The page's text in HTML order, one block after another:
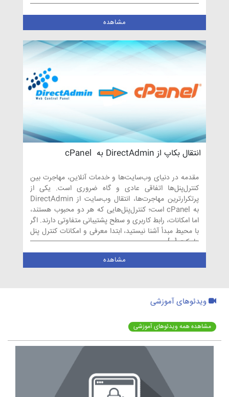
مشاهده
انتقال بکاپ از DirectAdmin به cPanel
مقدمه در دنیای وب‌سایت‌ها و خدمات آنلاین، مهاجرت بین
کنترل‌پنل‌ها اتفاقی عادی و گاه ضروری است. یکی از
پرتکرارترین مهاجرت‌ها، انتقال وب‌سایت از DirectAdmin
به cPanel است؛ کنترل‌پنل‌هایی که هر دو محبوب هستند،
اما امکانات، رابط کاربری و سطح پشتیبانی متفاوتی دارند. اگر
با محیط مبدأ آشنا نیستید، ابتدا معرفی و امکانات کنترل پنل
دایرکت […]
مشاهده
ویدئوهای آموزشی
مشاهده همه ویدئوهای آموزشی